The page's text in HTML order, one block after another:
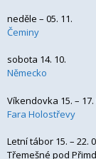
neděle – 05. 11.
Čeminy
sobota 14. 10.
Německo
Víkendovka 15. – 17.
Fara Holostřevy
Letní tábor 15. – 22.
Třemešné pod